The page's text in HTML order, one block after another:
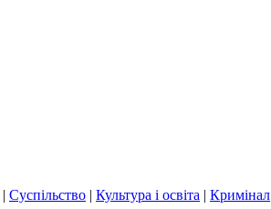
| Суспільство | Культура і освіта | Кримінал